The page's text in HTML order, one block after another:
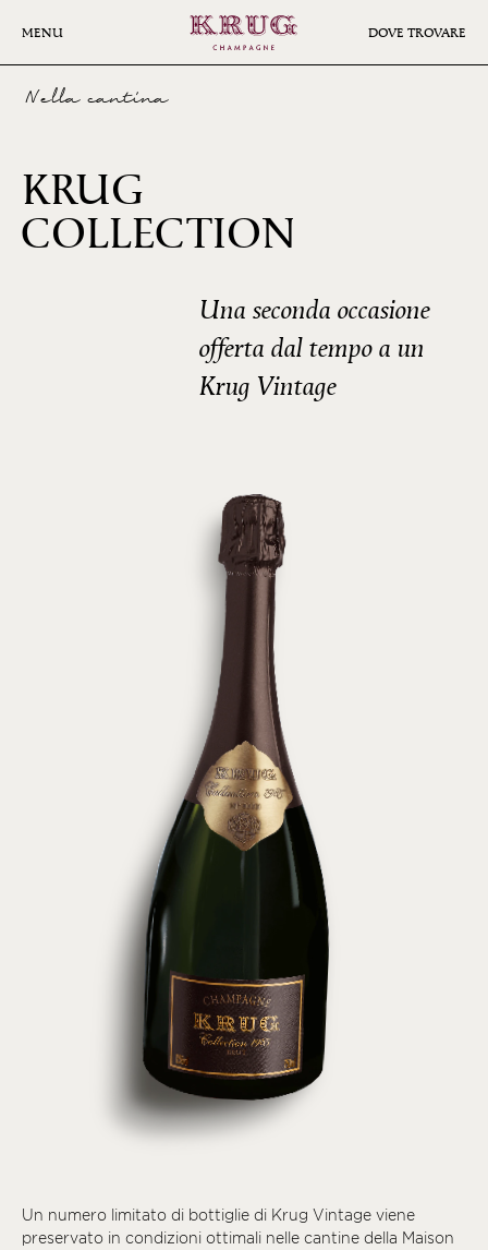
MENU DOVE TROVARE
Nella cantina
KRUG
COLLECTION
Una seconda occasione
offerta dal tempo a un
Krug Vintage
Un numero limitato di bottiglie di Krug Vintage viene
preservato in condizioni ottimali nelle cantine della Maison